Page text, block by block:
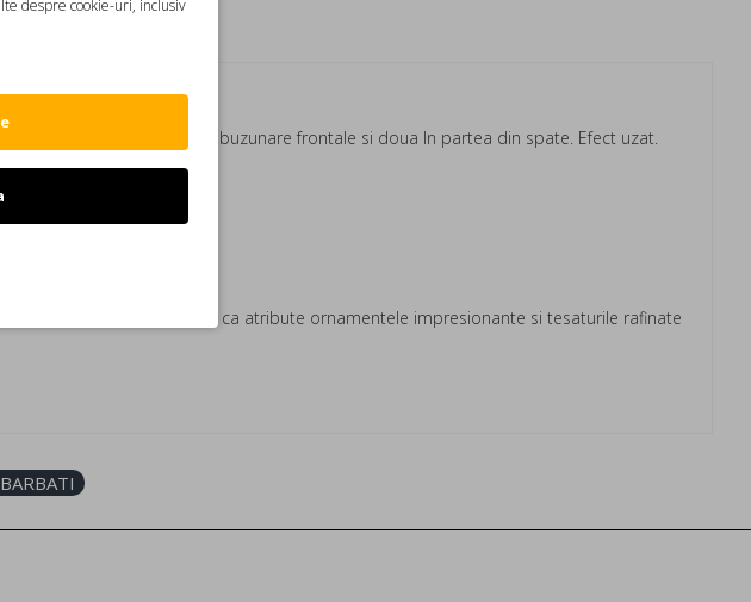
si canadian. Doua buzunare frontale si doua In partea din spate. Efect uzat.
indraznete au ca atribute ornamentele impresionante si tesaturile rafinate
despre cookie-uri, inclusiv